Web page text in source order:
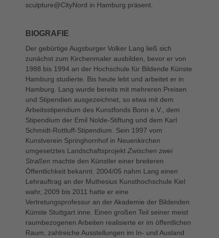
sculpture@CityNord in Hamburg präsent.
BIOGRAFIE
Der gebürtige Augsburger Volker Lang ließ sich
zunächst zum Kirchenmaler ausbilden, bevor er von
1988 bis 1994 an der Hochschule für Bildende Künste
Hamburg studierte. Bis heute lebt und arbeitet er in
Hamburg. Lang wurde bereits mit mehreren Preisen
und Stipendien ausgezeichnet, so etwa mit dem
Arbeitsstipendium des Kunstfonds Bonn e.V., dem
Stipendium der Emil Nolde-Stiftung und dem Karl
Schmidt-Rottluff-Stipendium. Sein 1997 vom
Kunstverein Springhornhof in Neuenkirchen
umgesetztes Landschaftsprojekt Zwischen zwei
Straßen machte den Künstler einer breiteren
Öffentlichkeit bekannt. 2004/05 nahm Lang einen
Lehrauftrag an der Muthesius Kunsthochschule Kiel
wahr, 2009 bis 2011 hatte er eine
Vertretungsprofessur an der Akademie der Bildenden
Künste Stuttgart inne. Einen großen Teil seiner meist
raumbezogenen Arbeiten realisierte er im öffentlichen
Raum, zahlreiche Ausstellungen im In- und Ausland